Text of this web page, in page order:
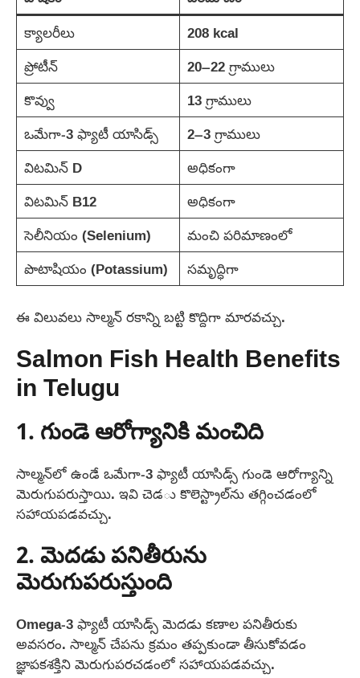
క్యాలరీలు
208 kcal
ప్రోటీన్
20–22 గ్రాములు
కొవ్వు
13 గ్రాములు
ఒమేగా-3 ఫ్యాటీ యాసిడ్స్
2–3 గ్రాములు
విటమిన్ D
అధికంగా
విటమిన్ B12
అధికంగా
సెలీనియం (Selenium)
మంచి పరిమాణంలో
పొటాషియం (Potassium)
సమృద్ధిగా
ఈ విలువలు సాల్మన్ రకాన్ని బట్టి కొద్దిగా మారవచ్చు.
Salmon Fish Health Benefits
in Telugu
1. గుండె ఆరోగ్యానికి మంచిది
సాల్మన్‌లో ఉండే ఒమేగా-3 ఫ్యాటీ యాసిడ్స్ గుండె ఆరోగ్యాన్ని
మెరుగుపరుస్తాయి. ఇవి చెడు కొలెస్ట్రాల్‌ను తగ్గించడంలో
సహాయపడవచ్చు.
2. మెదడు పనితీరును
మెరుగుపరుస్తుంది
Omega-3 ఫ్యాటీ యాసిడ్స్ మెదడు కణాల పనితీరుకు
అవసరం. సాల్మన్ చేపను క్రమం తప్పకుండా తీసుకోవడం
జ్ఞాపకశక్తిని మెరుగుపరచడంలో సహాయపడవచ్చు.